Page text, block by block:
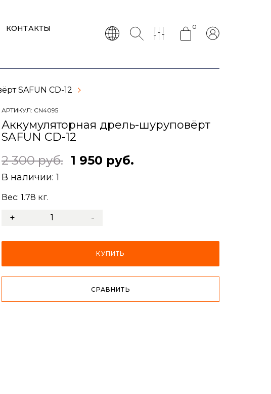
КОНТАКТЫ
0
SAFUN СD-12
АРТИКУЛ: CN4095
Аккумуляторная дрель-шуруповёрт
SAFUN СD-12
2 300 руб. 1 950 руб.
В наличии:1
Вес: 1.78 кг.
+ -
КУПИТЬ
СРАВНИТЬ